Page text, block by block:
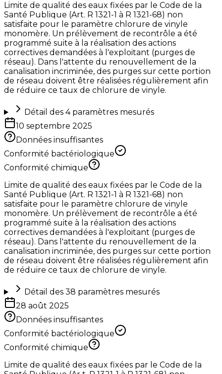
Limite de qualité des eaux fixées par le Code de la
Santé Publique (Art. R 1321-1 à R 1321-68) non
satisfaite pour le paramètre chlorure de vinyle
monomère. Un prélèvement de recontrôle a été
programmé suite à la réalisation des actions
correctives demandées à l'exploitant (purges de
réseau). Dans l'attente du renouvellement de la
canalisation incriminée, des purges sur cette portion
de réseau doivent être réalisées régulièrement afin
de réduire ce taux de chlorure de vinyle.
Détail des 4paramètres mesurés
10 septembre 2025
Données insuffisantes
Conformité bactériologique
Conformité chimique
Limite de qualité des eaux fixées par le Code de la
Santé Publique (Art. R 1321-1 à R 1321-68) non
satisfaite pour le paramètre chlorure de vinyle
monomère. Un prélèvement de recontrôle a été
programmé suite à la réalisation des actions
correctives demandées à l'exploitant (purges de
réseau). Dans l'attente du renouvellement de la
canalisation incriminée, des purges sur cette portion
de réseau doivent être réalisées régulièrement afin
de réduire ce taux de chlorure de vinyle.
Détail des 38 paramètres mesurés
28 août 2025
Données insuffisantes
Conformité bactériologique
Conformité chimique
Limite de qualité des eaux fixées par le Code de la